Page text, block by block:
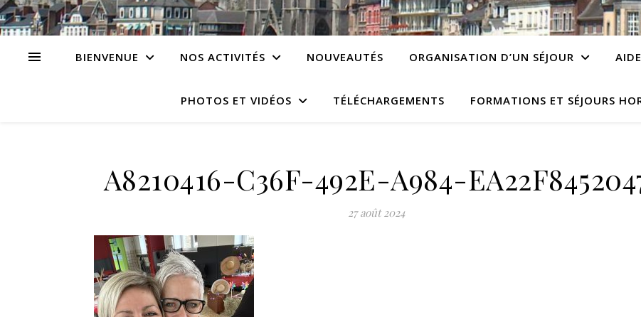
BIENVENUE NOS ACTIVITÉS NOUVEAUTÉS ORGANISATION D’UN SÉJOUR
PHOTOS ET VIDÉOS TÉLÉCHARGEMENTS FORMATIONS ET SÉJOURS
A8210416-C36F-492E-A984-
27 août 2024